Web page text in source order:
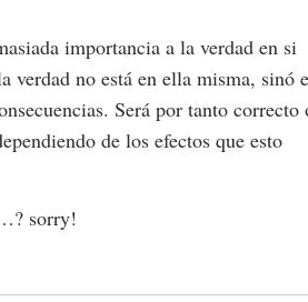
importancia a la verdad en si
verdad no está en ella misma, sinó
Será por tanto correcto
de los efectos que esto
sorry!